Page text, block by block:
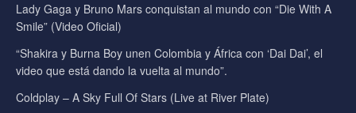
Lady Gaga y Bruno Mars conquistan al mundo con “Die With A
Smile” (Video Oficial)
“Shakira y Burna Boy unen Colombia y África con ‘Dai Dai’, el
video que está dando la vuelta al mundo”.
Coldplay – A Sky Full Of Stars (Live at River Plate)